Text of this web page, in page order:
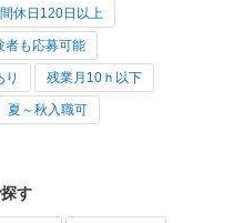
休日120日以上
者も応募可能
り 残業月10ｈ以下
夏～秋入職可
す